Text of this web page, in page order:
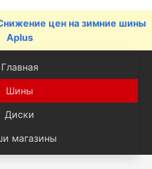
цен на зимние шины
Aplus
Главная
Шины
Диски
магазины